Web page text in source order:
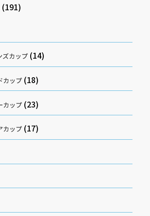
(191)
ズカップ (14)
カップ (18)
カップ (23)
カップ (17)